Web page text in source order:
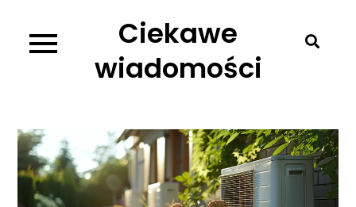
content
Ciekawe
wiadomości